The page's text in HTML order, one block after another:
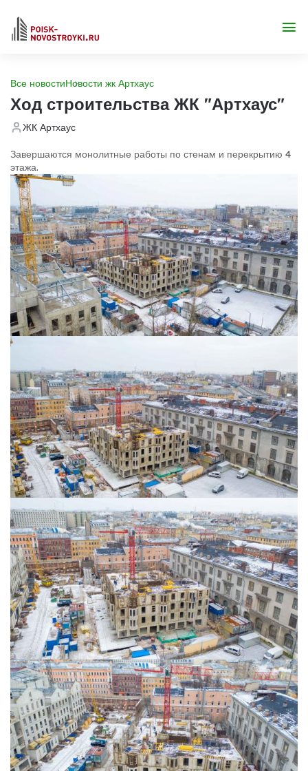
Все новостиНовости жк Артхаус
Ход строительства ЖК "Артхаус"
ЖК Артхаус
Завершаются монолитные работы по стенам и перекрытию 4
этажа.